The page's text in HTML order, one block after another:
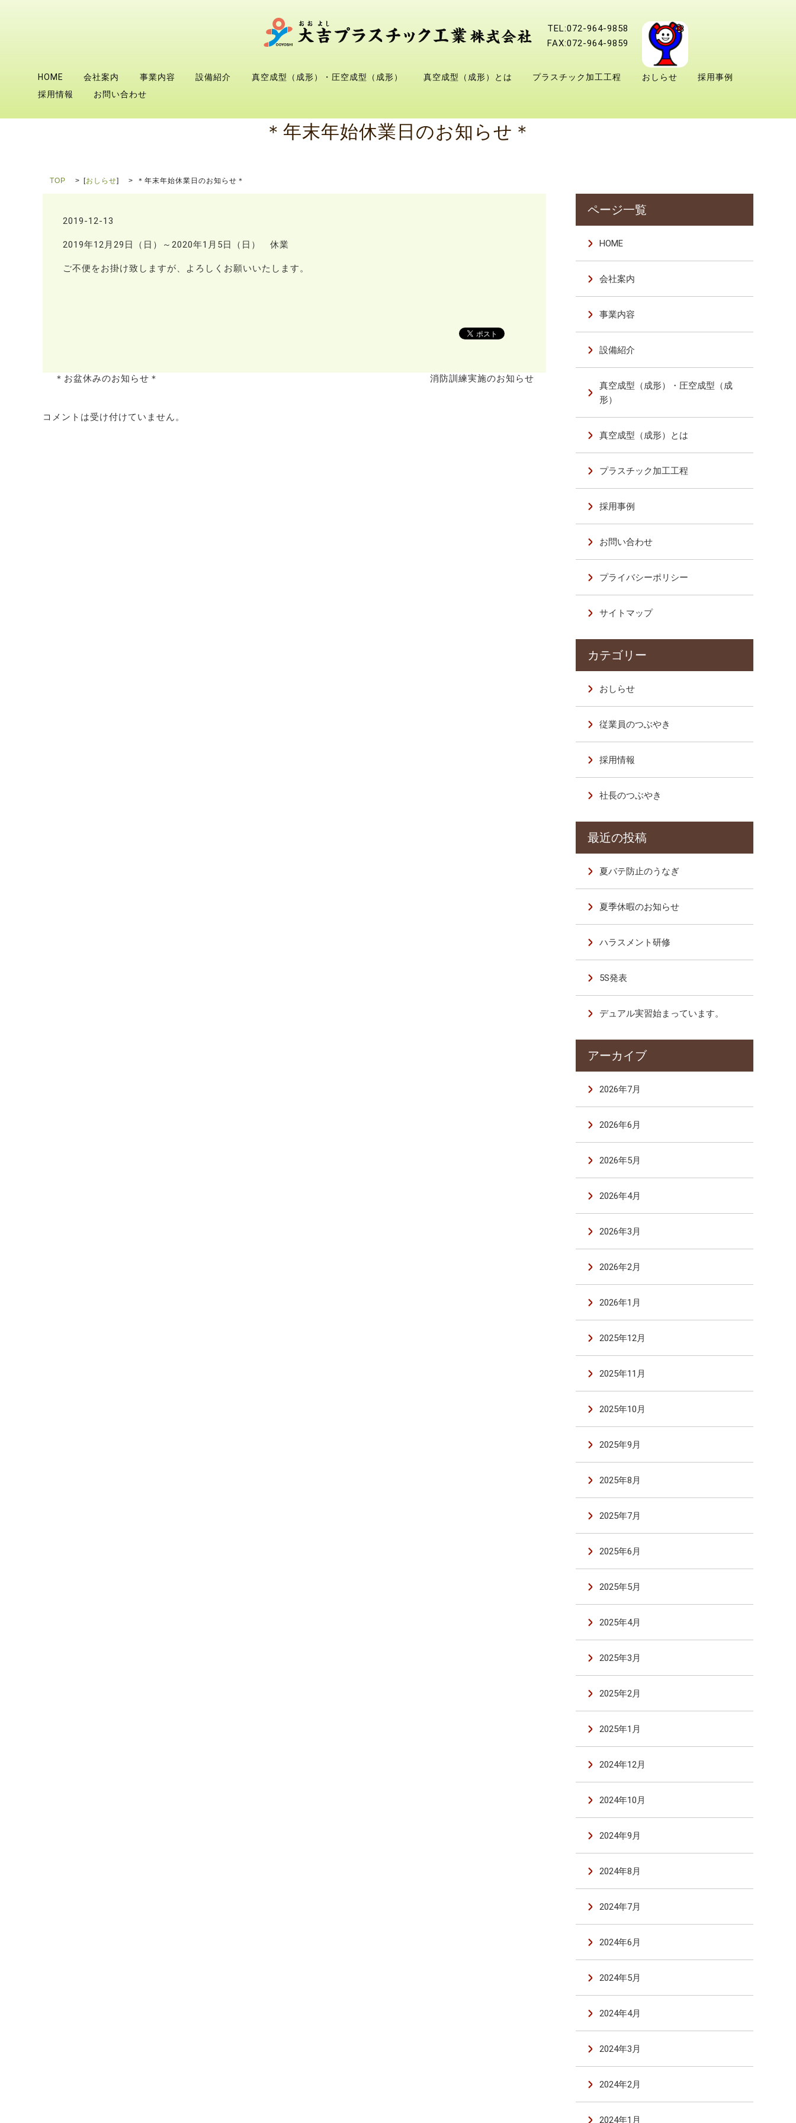
TEL:072-964-9858
FAX:072-964-9859
HOME 会社案内 事業内容 設備紹介 真空成型（成形）・圧空成型（成形） 真空成型（成形）とは プラスチック加工工程 おしらせ
採用事例
採用情報
お問い合わせ
＊年末年始休業日のお知らせ＊
TOP [おしらせ] ＊年末年始休業日のお知らせ＊
2019-12-13
2019年12月29日（日）～2020年1月5日（日） 休業
ご不便をお掛け致しますが、よろしくお願いいたします。
＊お盆休みのお知らせ＊ 消防訓練実施のお知らせ
コメントは受け付けていません。
HOME
会社案内
事業内容
設備紹介
真空成型（成形）・圧空成型（成
形）
真空成型（成形）とは
プラスチック加工工程
採用事例
お問い合わせ
プライバシーポリシー
サイトマップ
おしらせ
従業員のつぶやき
採用情報
社長のつぶやき
夏バテ防止のうなぎ
夏季休暇のお知らせ
ハラスメント研修
5S発表
デュアル実習始まっています。
2026年7月
2026年6月
2026年5月
2026年4月
2026年3月
2026年2月
2026年1月
2025年12月
2025年11月
2025年10月
2025年9月
2025年8月
2025年7月
2025年6月
2025年5月
2025年4月
2025年3月
2025年2月
2025年1月
2024年12月
2024年10月
2024年9月
2024年8月
2024年7月
2024年6月
2024年5月
2024年4月
2024年3月
2024年2月
2024年1月